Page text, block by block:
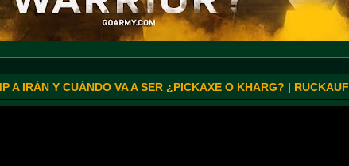
A IRÁN Y CUÁNDO VA A SER ¿PICKAXE O KHARG? | RUCKAUF